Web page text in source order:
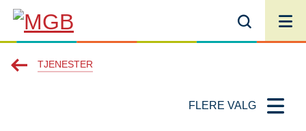
MGB
Du
TJENESTER
FLERE VALG